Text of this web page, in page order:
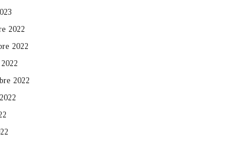
2022
2022
2022